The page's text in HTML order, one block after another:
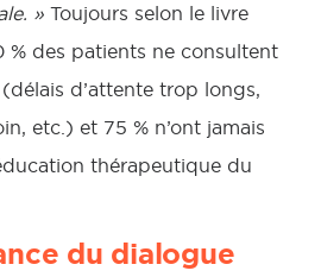
» Toujours selon le livre
des patients ne consultent
d’attente trop longs,
etc.) et 75 % n’ont jamais
thérapeutique du
du dialogue